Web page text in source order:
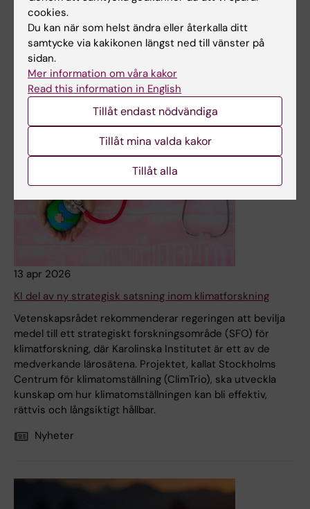
KI:s hållbarhetsdag ägde rum den 16 april på campus
Flemingsberg. Förmiddagen bestod av föreläsningar,
diskussioner samt utdelning av KI:s hållbarhetspris och
pris för studenternas posterutställning. Dagens tema var
”Från tallrik till planet: hur mat formar vår hälsa”.
Nyheter
Målgrupp:Medarbetare
13 apr 2026
KI del av ny strategisk satsning inom klimatforskning
Vetenskapsrådet rekommenderar regeringen att bevilja
medel till ett strategiskt forskningsområde (SFO) för
klimatforskning, där Karolinska Institutet är ett av de
medverkande lärosätena. Projektet, kallat Stockholms
Centrum för klimatomställning (ClimTrio), ska utveckla
kunskap om hur klimatomställningen kan bli effektiv,
rättvis och långsiktigt hållbar.
Nyheter
cookies.
Du kan när som helst ändra eller återkalla ditt
samtycke via kakikonen längst ned till vänster på
sidan.
Mer information om våra kakor
Read this information in English
Tillåt endast nödvändiga
Tillåt mina valda kakor
Tillåt alla